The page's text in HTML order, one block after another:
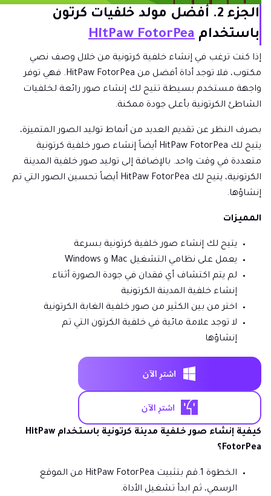
الجزء 2. أفضل مولد خلفيات كرتون
باستخدام HitPaw FotorPea
إذا كنت ترغب في إنشاء خلفية كرتونية من خلال وصف نصي
مكتوب، فلا توجد أداة أفضل من HitPaw FotorPea. فهي توفر
واجهة مستخدم بسيطة تتيح لك إنشاء صور رائعة لخلفيات
الشاطئ الكرتونية بأعلى جودة ممكنة.
بصرف النظر عن تقديم العديد من أنماط توليد الصور المتميزة،
يتيح لك HitPaw FotorPea أيضاً إنشاء صور خلفية كرتونية
متعددة في وقت واحد. بالإضافة إلى توليد صور خلفية المدينة
الكرتونية، يتيح لك HitPaw FotorPea أيضاً تحسين الصور التي تم
إنشاؤها.
المميزات
يتيح لك إنشاء صور خلفية كرتونية بسرعة
يعمل على نظامي التشغيل Mac و Windows
لم يتم اكتشاف أي فقدان في جودة الصورة أثناء
إنشاء خلفية المدينة الكرتونية
اختر من بين الكثير من صور خلفية الغابة الكرتونية
لا توجد علامة مائية في خلفية الكرتون التي تم
إنشاؤها
كيفية إنشاء صور خلفية مدينة كرتونية باستخدام HitPaw
FotorPea؟
الخطوة 1.
قم بتثبيت HitPaw FotorPea من الموقع
الرسمي، ثم ابدأ تشغيل الأداة.